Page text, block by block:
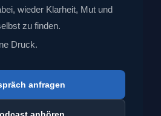
wieder Klarheit, Mut und
zu finden.
Druck.
anfragen